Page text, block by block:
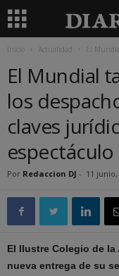
Inicio Actualidad El
El Mundial
los
claves
Por Redaccion DJ - 11 junio,
El Ilustre Colegio de
nueva entrega de su